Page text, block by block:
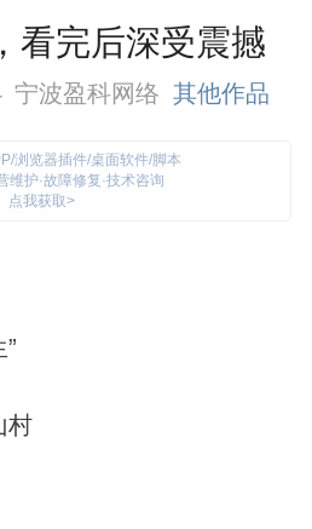
看完后深受震撼
宁波盈科网络 其他作品
浏览器插件/桌面软件/脚本
维护·故障修复·技术咨询
点我获取>
村